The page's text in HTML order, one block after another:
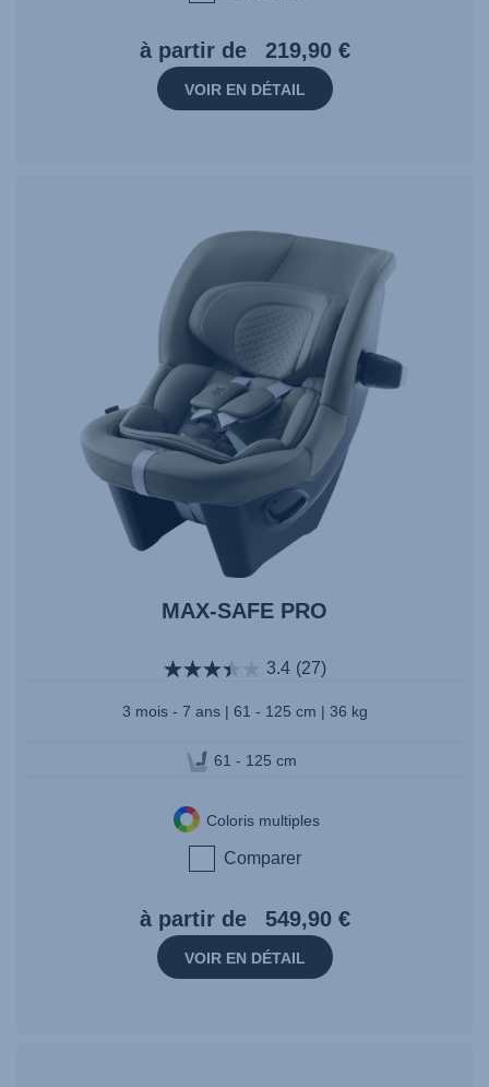
à partir de 219,90 €
VOIR EN DÉTAIL
MAX-SAFE PRO
3.4 (27)
3 mois - 7 ans | 61 - 125 cm | 36 kg
61 - 125 cm
Coloris multiples
Comparer
à partir de 549,90 €
VOIR EN DÉTAIL